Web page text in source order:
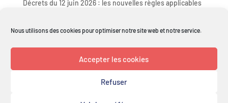
Nous utilisons des cookies pour optimiser notre site web et notre service.
Accepter les cookies
Refuser
Décrets du 12 juin 2026 : les nouvelles règles applicables